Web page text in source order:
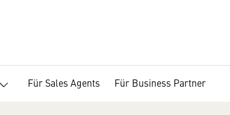
Für Sales Agents Für Business Partner